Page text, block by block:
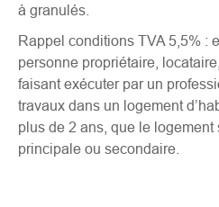
à granulés.
Rappel conditions TVA 5,5% :
personne propriétaire,
faisant exécuter par un
travaux dans un logement
plus de 2 ans, que le
principale ou secondaire.